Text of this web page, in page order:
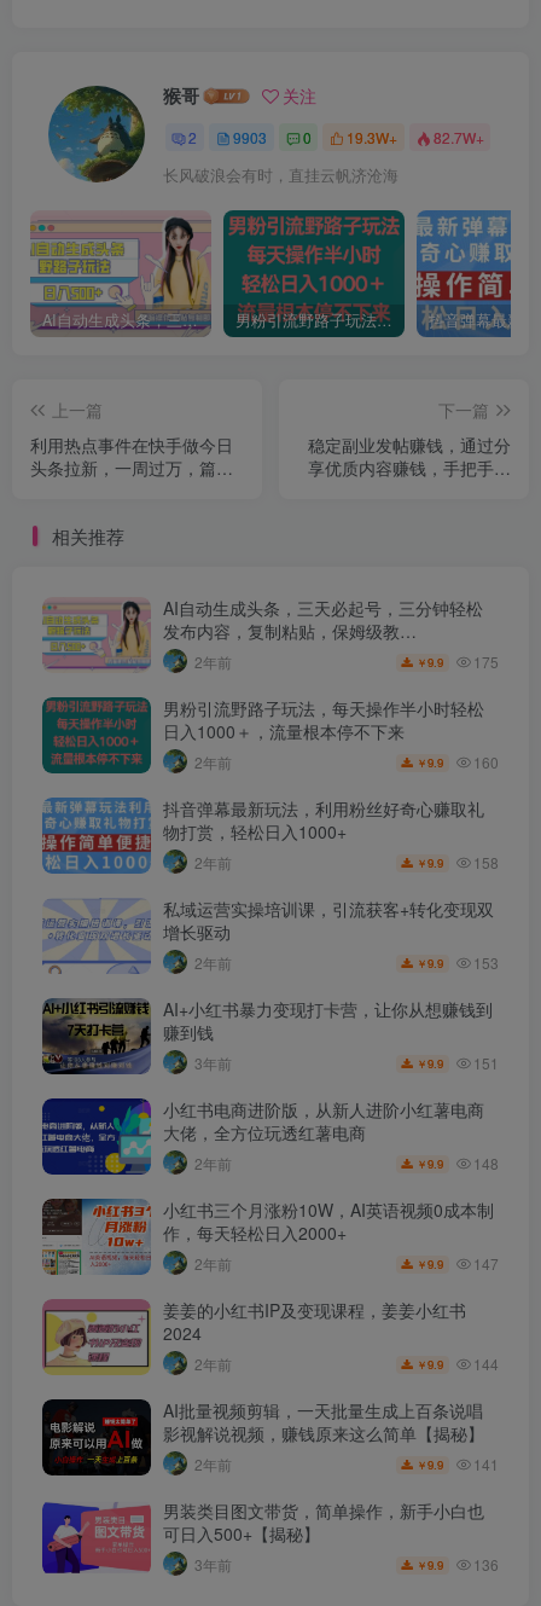
猴哥 关注
2 9903 0 19.3W+ 82.7W+
长风破浪会有时，直挂云帆济沧海
AI自动生成头条，三天必起号，三分钟轻松发布内容，复制粘贴，保姆级教… 男粉引流野路子玩法，每天操作半小时轻松日入1000＋，流量根本停不下来
上一篇
利用热点事件在快手做今日
头条拉新，一周过万，篇篇
下一篇
稳定副业发帖赚钱，通过分
享优质内容赚钱，手把手实
相关推荐
AI自动生成头条，三天必起号，三分钟轻松
发布内容，复制粘贴，保姆级教…
2年前 ￥9.9 175
男粉引流野路子玩法，每天操作半小时轻松
日入1000＋，流量根本停不下来
2年前 ￥9.9 160
抖音弹幕最新玩法，利用粉丝好奇心赚取礼
物打赏，轻松日入1000+
2年前 ￥9.9 158
私域运营实操培训课，引流获客+转化变现双
增长驱动
2年前 ￥9.9 153
AI+小红书暴力变现打卡营，让你从想赚钱到
赚到钱
3年前 ￥9.9 151
小红书电商进阶版，从新人进阶小红薯电商
大佬，全方位玩透红薯电商
2年前 ￥9.9 148
小红书三个月涨粉10W，AI英语视频0成本制
作，每天轻松日入2000+
2年前 ￥9.9 147
姜姜的小红书IP及变现课程，姜姜小红书
2024
2年前 ￥9.9 144
AI批量视频剪辑，一天批量生成上百条说唱
影视解说视频，赚钱原来这么简单【揭秘】
2年前 ￥9.9 141
男装类目图文带货，简单操作，新手小白也
可日入500+【揭秘】
3年前 ￥9.9 136